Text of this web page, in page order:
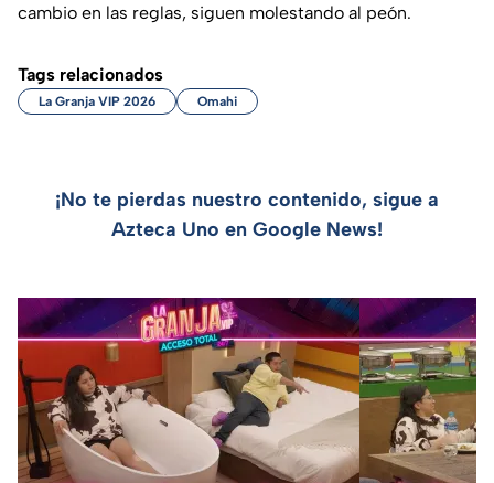
cambio en las reglas, siguen molestando al peón.
Tags relacionados
La Granja VIP 2026 Omahi
¡No te pierdas nuestro contenido, sigue a
Azteca Uno en Google News!